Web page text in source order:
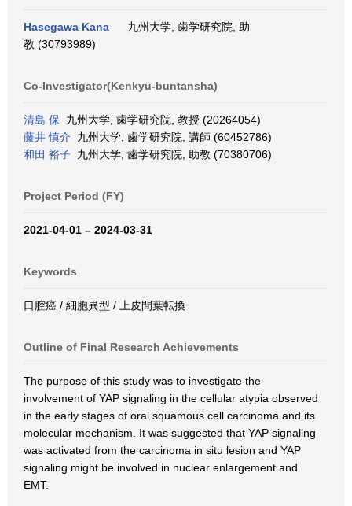
Hasegawa Kana
九州大学, 歯学研究院, 助
教 (30793989)
Co-Investigator(Kenkyū-buntansha)
清島 保 九州大学, 歯学研究院, 教授 (20264054)
藤井 慎介 九州大学, 歯学研究院, 講師 (60452786)
和田 裕子 九州大学, 歯学研究院, 助教 (70380706)
Project Period (FY)
2021-04-01 – 2024-03-31
Keywords
口腔癌 / 細胞異型 / 上皮間葉転換
Outline of Final Research Achievements
The purpose of this study was to investigate the
involvement of YAP signaling in the cellular atypia observed
in the early stages of oral squamous cell carcinoma and its
molecular mechanism. It was suggested that YAP signaling
was activated from the carcinoma in situ lesion and YAP
signaling might be involved in nuclear enlargement and
EMT.